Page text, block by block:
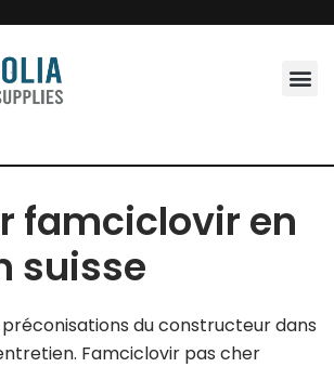
famciclovir en
suisse
préconisations du constructeur dans
Famciclovir pas cher